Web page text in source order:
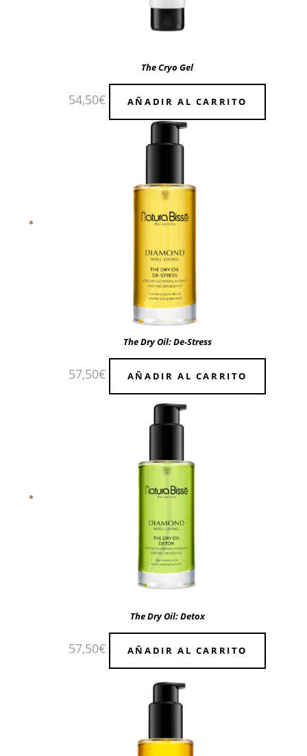
The Cryo Gel
54,50€ AÑADIR AL CARRITO
The Dry Oil: De-Stress
57,50€ AÑADIR AL CARRITO
The Dry Oil: Detox
57,50€ AÑADIR AL CARRITO